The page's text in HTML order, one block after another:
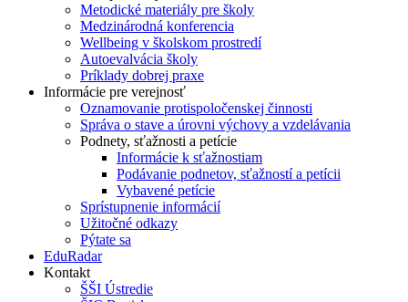
Metodické materiály pre školy
Medzinárodná konferencia
Wellbeing v školskom prostredí
Autoevalvácia školy
Príklady dobrej praxe
Informácie pre verejnosť
Oznamovanie protispoločenskej činnosti
Správa o stave a úrovni výchovy a vzdelávania
Podnety, sťažnosti a petície
Informácie k sťažnostiam
Podávanie podnetov, sťažností a petícii
Vybavené petície
Sprístupnenie informácií
Užitočné odkazy
Pýtate sa
EduRadar
Kontakt
ŠŠI Ústredie